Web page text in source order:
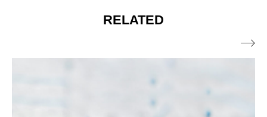
RELATED
